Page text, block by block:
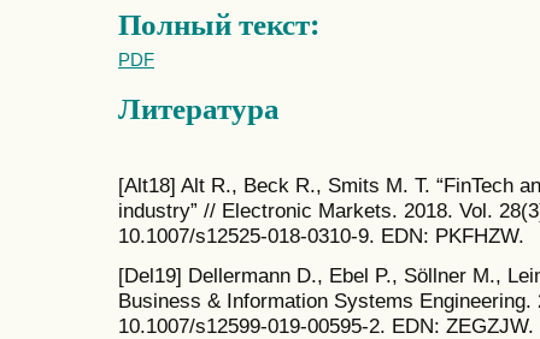
Полный текст:
PDF
Литература
[Alt18] Alt R., Beck R., Smits M. T. “FinTech
industry” // Electronic Markets. 2018. Vol.
10.1007/s12525-018-0310-9. EDN: PKFHZW.
[Del19] Dellermann D., Ebel P., Söllner M.,
Business & Information Systems
10.1007/s12599-019-00595-2. EDN: ZEGZJW.